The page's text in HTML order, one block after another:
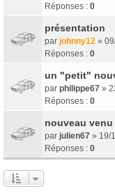
Réponses : 0
présentation
par johnny12 »
Réponses : 0
un "petit"
par philippe67 »
Réponses : 0
nouveau venu
par julien67 » 19/
Réponses : 0